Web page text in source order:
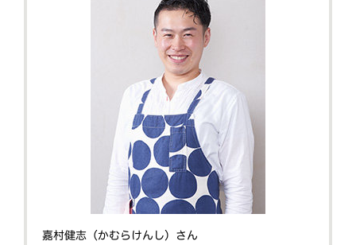
嘉村健志（かむらけんし）さん